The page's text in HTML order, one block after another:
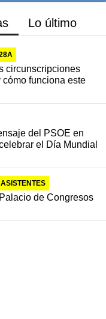
Lo último
circunscripciones
cómo funciona este
del PSOE en
el Día Mundial
de Congresos